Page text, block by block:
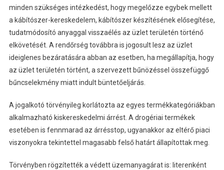
minden szükséges intézkedést, hogy megelőzze egybek mellett
a kábítószer-kereskedelem, kábítószer készítésének elősegítése,
tudatmódosító anyaggal visszaélés az üzlet területén történő
elkövetését. A rendőrség továbbra is jogosult lesz az üzlet
ideiglenes bezáratására abban az esetben, ha megállapítja, hogy
az üzlet területén történt, a szervezett bűnözéssel összefüggő
bűncselekmény miatt indult büntetőeljárás.
A jogalkotó törvényileg korlátozta az egyes termékkategóriákban
alkalmazható kiskereskedelmi árrést. A drogériai termékek
esetében is fennmarad az árrésstop, ugyanakkor az eltérő piaci
viszonyokra tekintettel magasabb felső határt állapítottak meg.
Törvényben rögzítették a védett üzemanyagárat is: literenként